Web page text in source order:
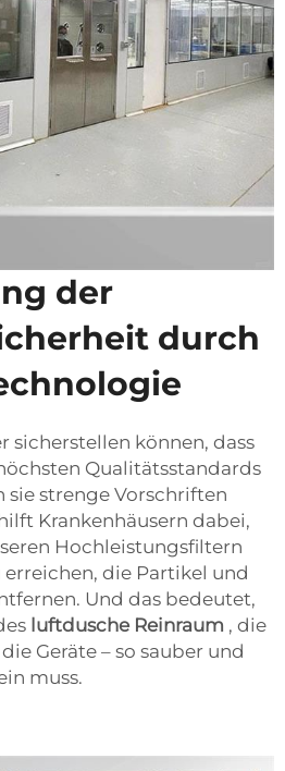
der
durch
sicherstellen können, dass
Qualitätsstandards
sie strenge Vorschriften
Krankenhäusern dabei,
Hochleistungsfiltern
die Partikel und
Und das bedeutet,
luftdusche Reinraum , die
Geräte – so sauber und
muss.